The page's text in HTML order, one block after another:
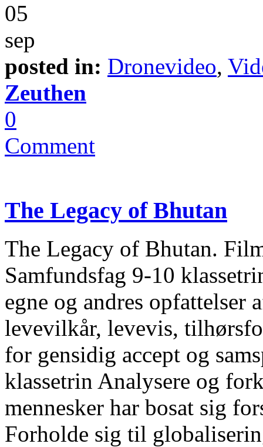
05
sep
posted in: Dronevideo,
Zeuthen
0
Comment
The Legacy of Bhutan
The Legacy of Bhutan.
Samfundsfag 9-10
egne og andres opfattelser
levevilkår, levevis,
for gensidig accept og
klassetrin Analysere og
mennesker har bosat sig
Forholde sig til